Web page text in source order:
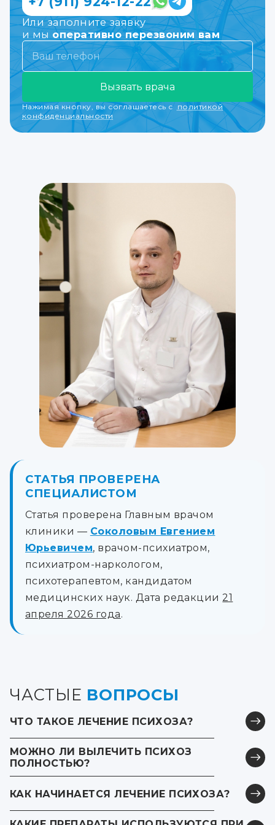
Или заполните заявку
и мы оперативно перезвоним вам
Вызвать врача
Нажимая кнопку, вы соглашаетесь с политикой
конфиденциальности
СТАТЬЯ ПРОВЕРЕНА
СПЕЦИАЛИСТОМ
Статья проверена Главным врачом
клиники — Соколовым Евгением
Юрьевичем, врачом-психиатром,
психиатром-наркологом,
психотерапевтом, кандидатом
медицинских наук. Дата редакции21
апреля 2026 года.
ЧАСТЫЕ ВОПРОСЫ
ЧТО ТАКОЕ ЛЕЧЕНИЕ ПСИХОЗА?
Лечение психоза — это комплекс медицинских и
психотерапевтических мер, направленных на
реальности. При психозе у человека могут
появляться галлюцинации, бред,
МОЖНО ЛИ ВЫЛЕЧИТЬ ПСИХОЗ
ПОЛНОСТЬЮ?
В большинстве случаев острый психоз успешно
купируется, и человек возвращается к
КАК НАЧИНАЕТСЯ ЛЕЧЕНИЕ ПСИХОЗА?